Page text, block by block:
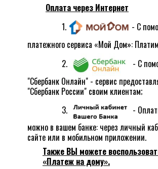
Оплата через Интернет
1.
- С
платежного сервиса «Мой Дом»:
2.
- С
"Сбербанк Онлайн" - сервис
"Сбербанк России" своим клиентам;
3.
-
можно в вашем банке: через личный
сайте или в мобильном приложении.
Также ВЫ можете
«Платеж на дому».